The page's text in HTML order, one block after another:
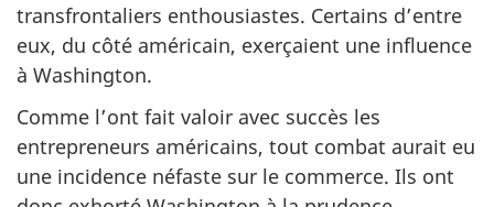
transfrontaliers enthousiastes. Certains d’entre
eux, du côté américain, exerçaient une influence
à Washington.
Comme l’ont fait valoir avec succès les
entrepreneurs américains, tout combat aurait eu
une incidence néfaste sur le commerce. Ils ont